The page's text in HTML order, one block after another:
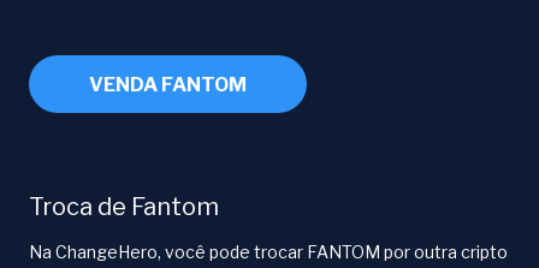
VENDA FANTOM
Troca de Fantom
Na ChangeHero, você pode trocar FANTOM por outra cripto